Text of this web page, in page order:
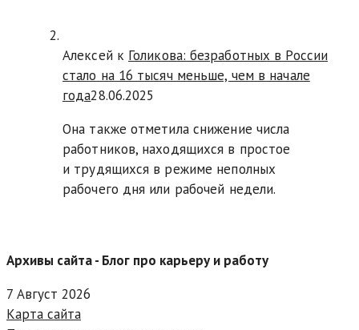
Алексей к Голикова: безработных в России
стало на 16 тысяч меньше, чем в начале
года28.06.2025
Она также отметила снижение числа
работников, находящихся в простое
и трудящихся в режиме неполных
рабочего дня или рабочей недели.
Архивы сайта - Блог про карьеру и работу
7 Август 2026
Карта сайта